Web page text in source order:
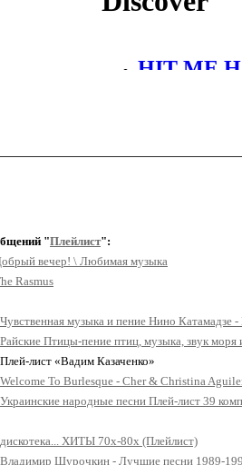
"Плейлист":
вечер! \ Любимая музыка
Rasmus
Чувственная музыка и пение Нино Катамадзе
Райские Птицы-пение птиц, музыка, звук моря
лист «Вадим Казаченко»
Welcome To Burlesque - Cher & Christina
Украинские народные песни Плей-лист 39
дискотека... ХИТЫ 70х-80х (Плейлист)
Владимир Шурочкин - Лучшие песни 1989-